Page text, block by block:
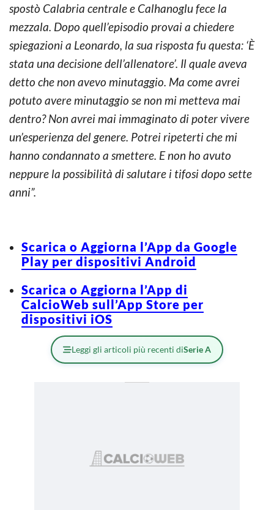
spostò Calabria centrale e Calhanoglu fece la
mezzala. Dopo quell’episodio provai a chiedere
spiegazioni a Leonardo, la sua risposta fu questa: ‘È
stata una decisione dell’allenatore’. Il quale aveva
detto che non avevo minutaggio. Ma come avrei
potuto avere minutaggio se non mi metteva mai
dentro? Non avrei mai immaginato di poter vivere
un’esperienza del genere. Potrei ripeterti che mi
hanno condannato a smettere. E non ho avuto
neppure la possibilità di salutare i tifosi dopo sette
anni”.
Scarica o Aggiorna l’App da Google
Play per dispositivi Android
Scarica o Aggiorna l’App di
CalcioWeb sull’App Store per
dispositivi iOS
Leggi gli articoli più recenti diSerie A